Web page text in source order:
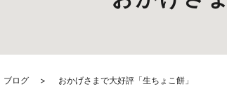
ブログ おかげさまで大好評「生ちょこ餅」